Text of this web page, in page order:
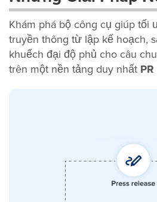
Khám phá bộ công cụ giúp tối
truyền thông từ lập kế hoạch,
khuếch đại độ phủ cho câu
trên một nền tảng duy nhất